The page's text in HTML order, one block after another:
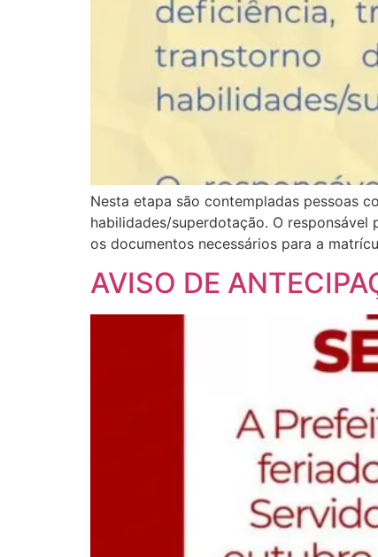
Nesta etapa são contempladas pessoas
habilidades/superdotação. O
os documentos necessários para a
AVISO DE